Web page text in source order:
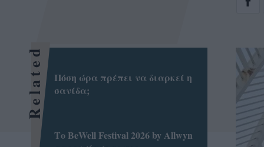
Related
Πόση ώρα πρέπει να διαρκεί η
σανίδα;
Το BeWell Festival 2026 by Allwyn